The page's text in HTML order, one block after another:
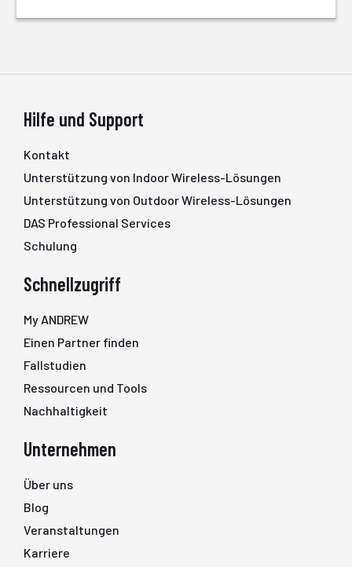
Hilfe und Support
Kontakt
Unterstützung von Indoor Wireless-Lösungen
Unterstützung von Outdoor Wireless-Lösungen
DAS Professional Services
Schulung
Schnellzugriff
My ANDREW
Einen Partner finden
Fallstudien
Ressourcen und Tools
Nachhaltigkeit
Unternehmen
Über uns
Blog
Veranstaltungen
Karriere